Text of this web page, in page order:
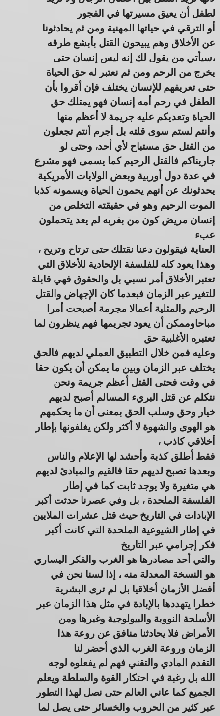
لطفل أن يعيق مسيرتها في الفجور
أو الترقي في حياتها المهنية ومن ثم يحادثونا
عن الأخلاق وهم يبيحون القتل بأبشع طرقه
،سيأتي من يقول لك إنه ليس إنسان حتى
يخرج من الرحم ومن ثم نعتبر له حق الحياة
حتى تعريفهم للإنسان يختلف فإن أقروا بأن
الطفل في رحم أمه إنسان فهو يمتلك حق
الحياة وتعديكم عليه جريمة لا أعظم منها
وأنتم لستم سوى قلته بل أجرم أنتم تجعلون
من القتل حق مستباح لأي أحد، وحتى لو
جاريناكم فالقتل الرحيم كما يسمى فهو مشرع
في عدة دول أوربية وبعض الولايات الأمريكية
يحدثونك عن أنهم يحمون الحياة ويسمونه كذبا
الموت الرحيم وهو في حقيقته التخلص من
إنسان مريض كون من بقربه لم يعد يتحملون
عبء
العناية فيقولون دعنا نقتلك حتى ترتاح وتريح ،
وهذا يعود كله للفلسفة الإلحادية للأخلاق التي
تعتبر الأخلاق أمر نسبي بل والحقوق فهي قابلة
للتغير عبر الزمان فبعدما كان الإجهاض والقتل
الرحيم والمثلية أعمالا مجرمة أصبحت أمرا
مباحاوممكن أن يعود تجريمها فهم ينظرون لما
تعتبره الأغلبية حق
وعليه فمن خلال التطبيق العملي لديهم فالحق
يختلف عبر الزمان وبين ما يمكن أن يكون حقا
في وقت فحتى القتل أعظم جريمة ونحن
نتكلم عن قتل البريء المسالم أصبح لديهم
خيار وحق وسلب الحق بمعنى أن ما يحكمهم
هو الهوى والشهوة لا أكثر ولكن يغلفونها بإطار
أخلاقي كاذب ،
فقط أطلق كذبة وأحشد لها الإعلام والناس
وبعدها تصبح لديهم حقا فالقيم والمبادئ لديهم
هي متغيرة ولا يوجد ثابت كما في إطار
الفلسفة الملحدة ، بل وفي عصرنا حدثت أكبر
الإبادات في التاريخ حيث قتل عشرات الملايين
في إطار الشيوعية الملحدة التي كانت أكبر
فكر إجرامي عبر التاريخ
والتي أحد مصادرها هو الغرب والفكر اليساري
هو النسخة المعدلة منه ، إذا لسنا نحن في
أفضل الأزمان أخلاقيا بل لم ترى البشرية
خطرا يتهددها بالإبادة في مثل هذا الزمان عبر
الأسلحة النووية والبيولوجية وغيرها ومن
الأمراض فلا يحادثنا منافق عن روعة هذا
الزمان وروعة الغرب الذي أحضر لنا
التقدم المادي والتقني فهم لم يفعلوه لوجه
الله بل رغبة في احتكار القوة والسلطة ويعلم
الجميع كما عاني العالم حتى نصل لهذا التطور
عبر كثير من الحروب والخسائر حتى يصل لما